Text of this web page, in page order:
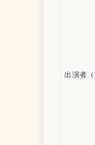
出演者（